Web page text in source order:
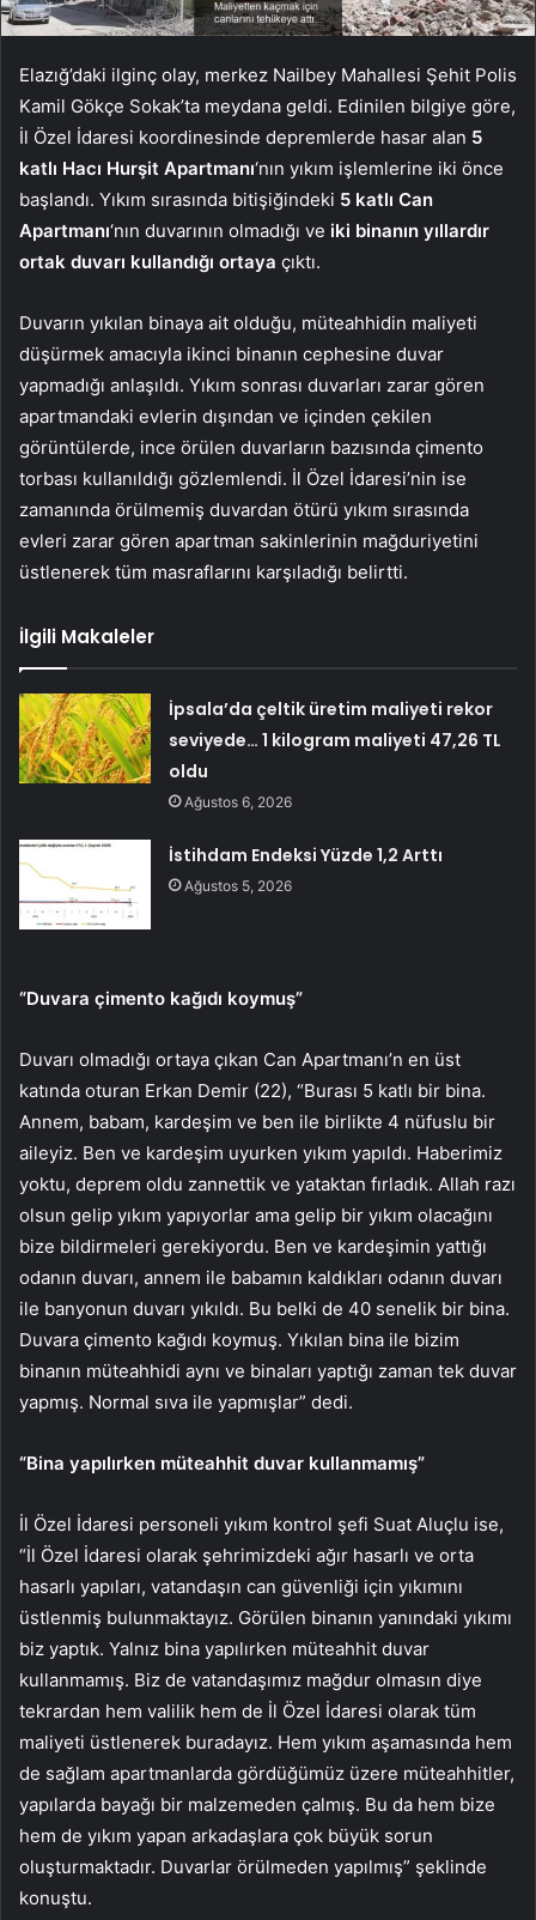
Elazığ’daki ilginç olay, merkez Nailbey Mahallesi Şehit Polis
Kamil Gökçe Sokak’ta meydana geldi. Edinilen bilgiye göre,
İl Özel İdaresi koordinesinde depremlerde hasar alan 5
katlı Hacı Hurşit Apartmanı‘nın yıkım işlemlerine iki önce
başlandı. Yıkım sırasında bitişiğindeki 5 katlı Can
Apartmanı‘nın duvarının olmadığı ve iki binanın yıllardır
ortak duvarı kullandığı ortaya çıktı.
Duvarın yıkılan binaya ait olduğu, müteahhidin maliyeti
düşürmek amacıyla ikinci binanın cephesine duvar
yapmadığı anlaşıldı. Yıkım sonrası duvarları zarar gören
apartmandaki evlerin dışından ve içinden çekilen
görüntülerde, ince örülen duvarların bazısında çimento
torbası kullanıldığı gözlemlendi. İl Özel İdaresi’nin ise
zamanında örülmemiş duvardan ötürü yıkım sırasında
evleri zarar gören apartman sakinlerinin mağduriyetini
üstlenerek tüm masraflarını karşıladığı belirtti.
İlgili Makaleler
İpsala’da çeltik üretim maliyeti rekor
seviyede… 1 kilogram maliyeti 47,26 TL
oldu
Ağustos 6, 2026
İstihdam Endeksi Yüzde 1,2 Arttı
Ağustos 5, 2026
“Duvara çimento kağıdı koymuş”
Duvarı olmadığı ortaya çıkan Can Apartmanı’n en üst
katında oturan Erkan Demir (22), “Burası 5 katlı bir bina.
Annem, babam, kardeşim ve ben ile birlikte 4 nüfuslu bir
aileyiz. Ben ve kardeşim uyurken yıkım yapıldı. Haberimiz
yoktu, deprem oldu zannettik ve yataktan fırladık. Allah razı
olsun gelip yıkım yapıyorlar ama gelip bir yıkım olacağını
bize bildirmeleri gerekiyordu. Ben ve kardeşimin yattığı
odanın duvarı, annem ile babamın kaldıkları odanın duvarı
ile banyonun duvarı yıkıldı. Bu belki de 40 senelik bir bina.
Duvara çimento kağıdı koymuş. Yıkılan bina ile bizim
binanın müteahhidi aynı ve binaları yaptığı zaman tek duvar
yapmış. Normal sıva ile yapmışlar” dedi.
“Bina yapılırken müteahhit duvar kullanmamış”
İl Özel İdaresi personeli yıkım kontrol şefi Suat Aluçlu ise,
“İl Özel İdaresi olarak şehrimizdeki ağır hasarlı ve orta
hasarlı yapıları, vatandaşın can güvenliği için yıkımını
üstlenmiş bulunmaktayız. Görülen binanın yanındaki yıkımı
biz yaptık. Yalnız bina yapılırken müteahhit duvar
kullanmamış. Biz de vatandaşımız mağdur olmasın diye
tekrardan hem valilik hem de İl Özel İdaresi olarak tüm
maliyeti üstlenerek buradayız. Hem yıkım aşamasında hem
de sağlam apartmanlarda gördüğümüz üzere müteahhitler,
yapılarda bayağı bir malzemeden çalmış. Bu da hem bize
hem de yıkım yapan arkadaşlara çok büyük sorun
oluşturmaktadır. Duvarlar örülmeden yapılmış” şeklinde
konuştu.